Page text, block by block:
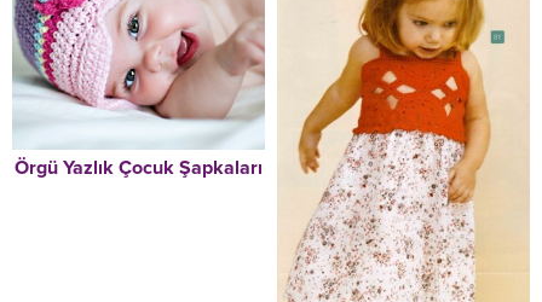
Örgü Yazlık Çocuk Şapkaları